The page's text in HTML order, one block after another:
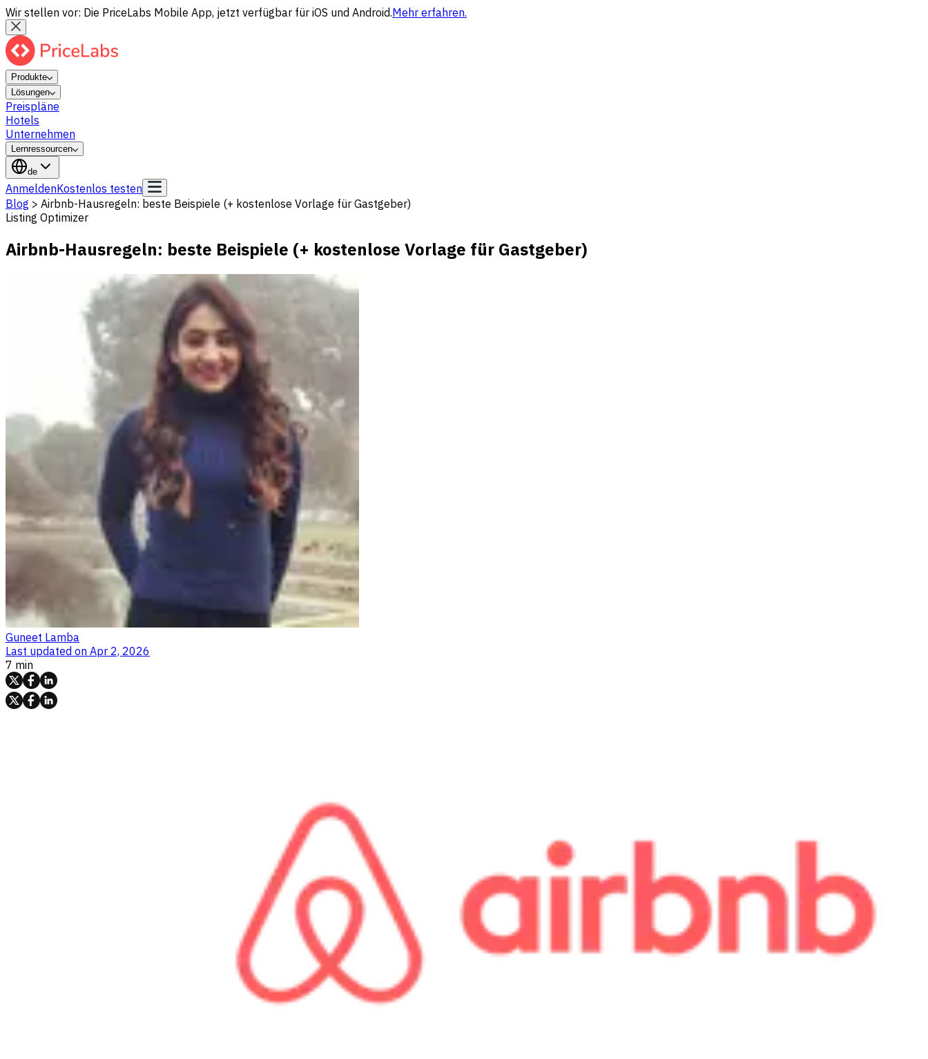
Wir stellen vor: Die PriceLabs Mobile App, jetzt verfügbar für iOS und Android.Mehr erfahren.
Produkte
Lösungen
Preispläne
Hotels
Unternehmen
Lernressourcen
de
AnmeldenKostenlos testen
Blog > Airbnb-Hausregeln: beste Beispiele (+ kostenlose Vorlage für Gastgeber)
Listing Optimizer
Airbnb-Hausregeln: beste Beispiele (+ kostenlose Vorlage für Gastgeber)
Guneet Lamba
Last updated on Apr 2, 2026
7 min